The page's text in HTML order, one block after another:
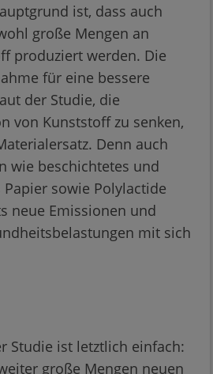
ist, dass auch
große Mengen an
produziert werden. Die
für eine bessere
der Studie, die
von Kunststoff zu senken,
Denn auch
wie beschichtetes und
sowie Polylactide
neue Emissionen und
mit sich
Studie ist letztlich einfach:
große Mengen neuen